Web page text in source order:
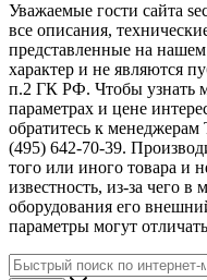
Уважаемые гости сайта
все описания,
представленные на
характер и не являются
п.2 ГК РФ. Чтобы узнать
параметрах и цене
обратитесь к
(495) 642-70-39.
того или иного товара и
известность, из-за чего в
оборудования его
параметры могут